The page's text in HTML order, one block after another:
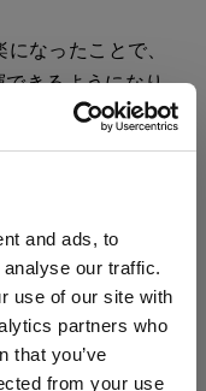
and ads, to
our traffic.
use of our site with
partners who
that you’ve
from your use
なったことで、
きるようになり
とが減りました。
たら、あとはモ
で、このショッ
と同時に、もっ
す。」